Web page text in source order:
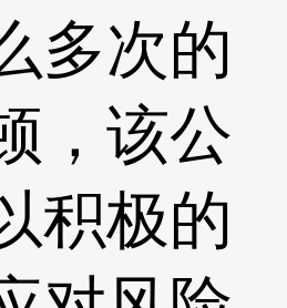
多次的
，该公
积极的